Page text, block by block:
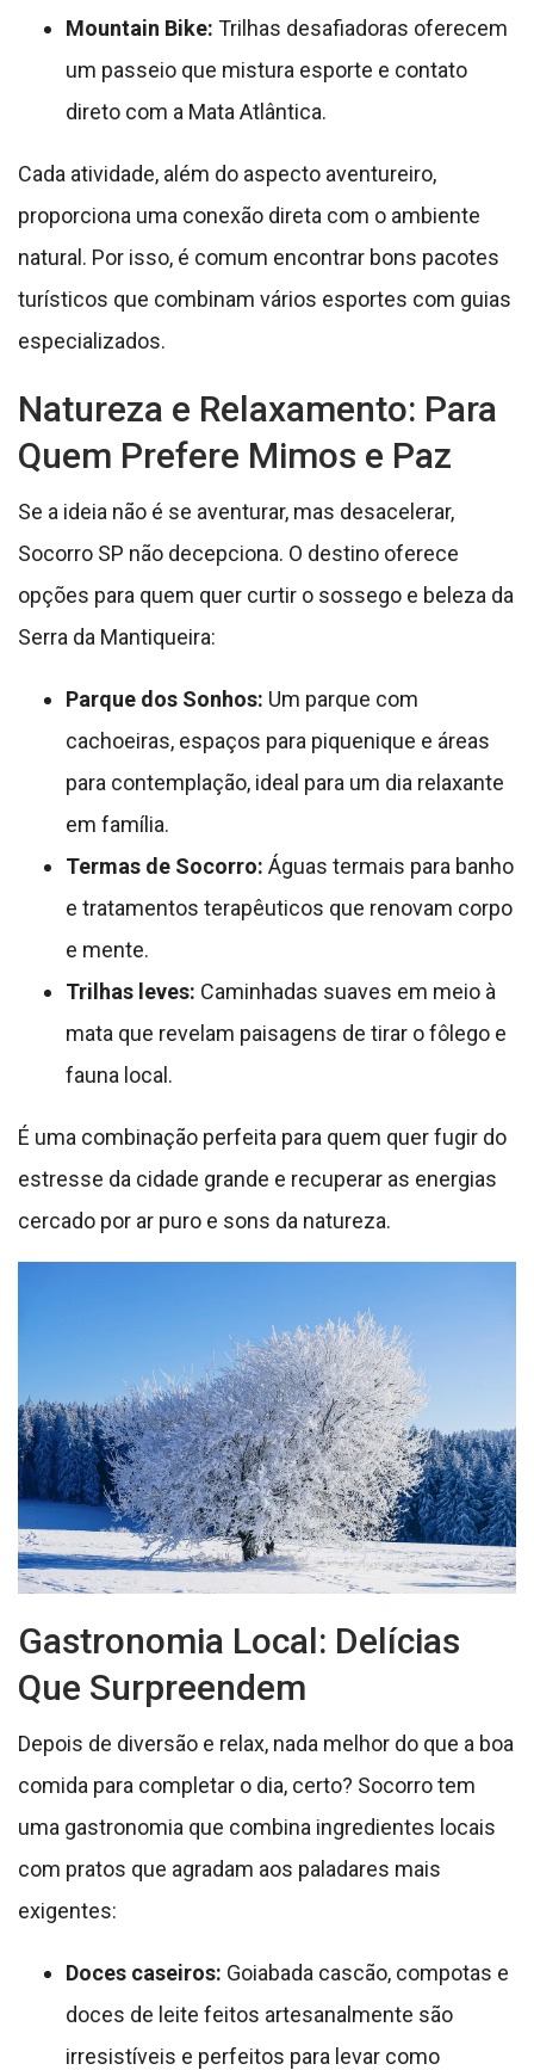
Mountain Bike: Trilhas desafiadoras oferecem
um passeio que mistura esporte e contato
direto com a Mata Atlântica.
Cada atividade, além do aspecto aventureiro,
proporciona uma conexão direta com o ambiente
natural. Por isso, é comum encontrar bons pacotes
turísticos que combinam vários esportes com guias
especializados.
Natureza e Relaxamento: Para
Quem Prefere Mimos e Paz
Se a ideia não é se aventurar, mas desacelerar,
Socorro SP não decepciona. O destino oferece
opções para quem quer curtir o sossego e beleza da
Serra da Mantiqueira:
Parque dos Sonhos: Um parque com
cachoeiras, espaços para piquenique e áreas
para contemplação, ideal para um dia relaxante
em família.
Termas de Socorro: Águas termais para banho
e tratamentos terapêuticos que renovam corpo
e mente.
Trilhas leves: Caminhadas suaves em meio à
mata que revelam paisagens de tirar o fôlego e
fauna local.
É uma combinação perfeita para quem quer fugir do
estresse da cidade grande e recuperar as energias
cercado por ar puro e sons da natureza.
Gastronomia Local: Delícias
Que Surpreendem
Depois de diversão e relax, nada melhor do que a boa
comida para completar o dia, certo? Socorro tem
uma gastronomia que combina ingredientes locais
com pratos que agradam aos paladares mais
exigentes:
Doces caseiros: Goiabada cascão, compotas e
doces de leite feitos artesanalmente são
irresistíveis e perfeitos para levar como